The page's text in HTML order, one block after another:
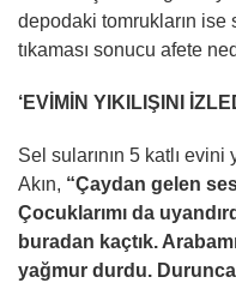
depodaki tomrukların ise
tıkaması sonucu afete
‘EVİMİN YIKILIŞINI
Sel sularının 5 katlı evini
Akın, “Çaydan gelen
Çocuklarımı da
buradan kaçtık.
yağmur durdu. Durunca,